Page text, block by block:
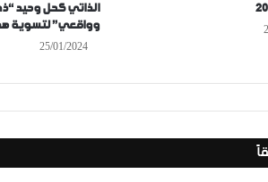
الذاتي كحل وحيد
وواقعي” لتسوية
25/01/2024